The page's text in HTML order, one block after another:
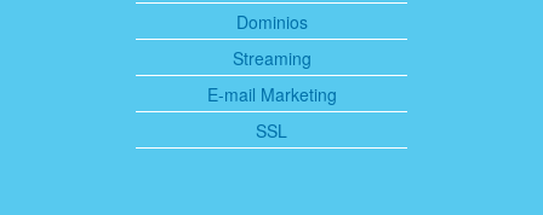
Dominios
Streaming
E-mail Marketing
SSL